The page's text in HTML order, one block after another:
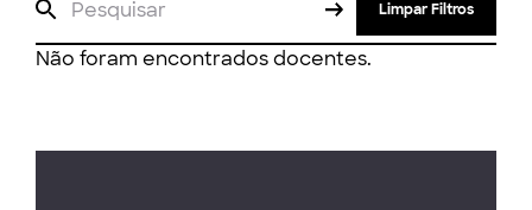
Limpar Filtros
Não foram encontrados docentes.